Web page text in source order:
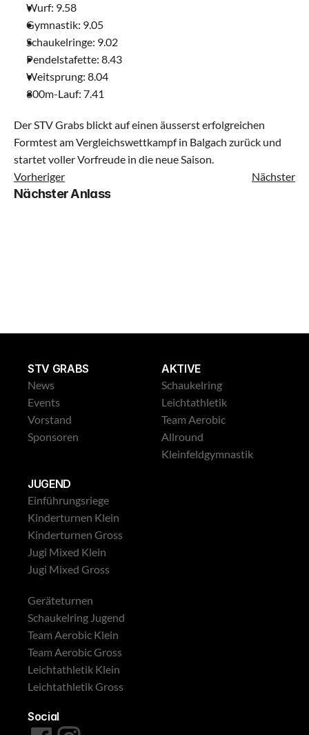
Wurf: 9.58
Gymnastik: 9.05
Schaukelringe: 9.02
Pendelstafette: 8.43
Weitsprung: 8.04
800m-Lauf: 7.41
Der STV Grabs blickt auf einen äusserst erfolgreichen
Formtest am Vergleichswettkampf in Balgach zurück und
startet voller Vorfreude in die neue Saison.
Vorheriger
Nächster
Nächster Anlass
STV GRABS
News
Events
Vorstand
Sponsoren
AKTIVE
Schaukelring
Leichtathletik
Team Aerobic
Allround
Kleinfeldgymnastik
JUGEND
Einführungsriege
Kinderturnen Klein
Kinderturnen Gross
Jugi Mixed Klein
Jugi Mixed Gross
Geräteturnen
Schaukelring Jugend
Team Aerobic Klein
Team Aerobic Gross
Leichtathletik Klein
Leichtathletik Gross
Social